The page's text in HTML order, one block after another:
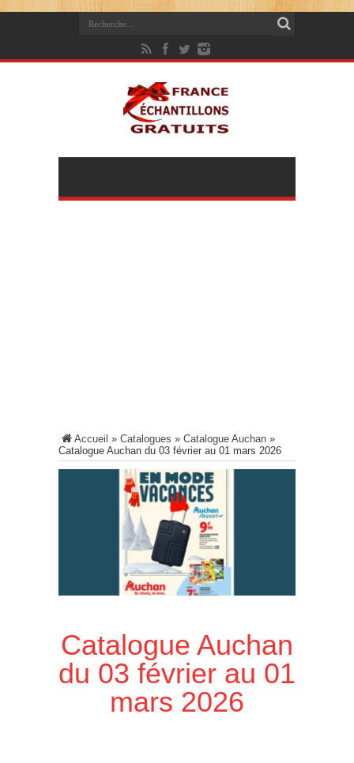
Accueil » Catalogues » Catalogue Auchan »
Catalogue Auchan du 03 février au 01 mars 2026
Catalogue Auchan
du 03 février au 01
mars 2026